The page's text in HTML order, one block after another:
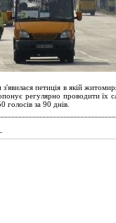
петиція в якій
регулярно проводити їх
голосів за 90 днів.